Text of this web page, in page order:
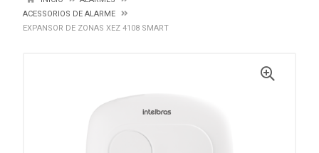
ACESSORIOS DE ALARME
EXPANSOR DE ZONAS XEZ 4108 SMART